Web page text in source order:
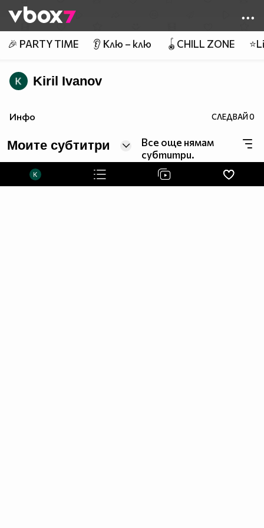
👾
🎉 PARTY TIME 👂 Клю – клю 🪀CHILL ZONE
Kiril Ivanov
Инфо СЛЕДВАЙ0
Моите субтитри
Все още нямам
субтитри.